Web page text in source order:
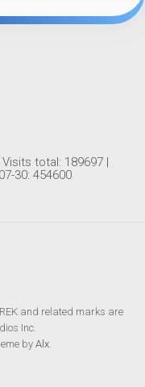
| Visits total: 189697
30: 454600
and related marks are
Inc.
by Alx.